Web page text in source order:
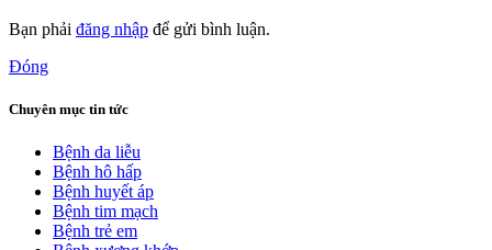
Bạn phải đăng nhập để gửi bình luận.
Đóng
Chuyên mục tin tức
Bệnh da liễu
Bệnh hô hấp
Bệnh huyết áp
Bệnh tim mạch
Bệnh trẻ em